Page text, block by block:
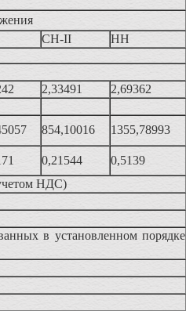
СН-II
НН
2,33491
2,69362
854,10016 1355,78993
0,21544
0,5139
НДС)
в установленном порядке